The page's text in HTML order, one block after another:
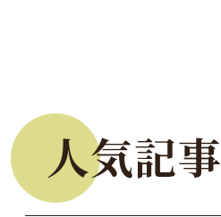
人気記事